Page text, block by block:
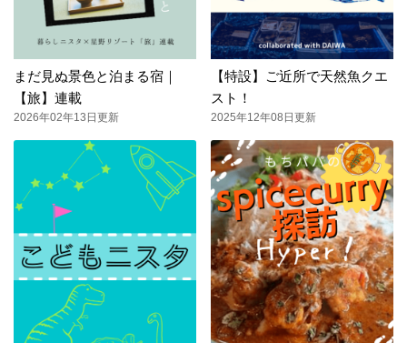
まだ見ぬ景色と泊まる宿｜
【旅】連載
2026年02年13日更新
【特設】ご近所で天然魚クエ
スト！
2025年12年08日更新